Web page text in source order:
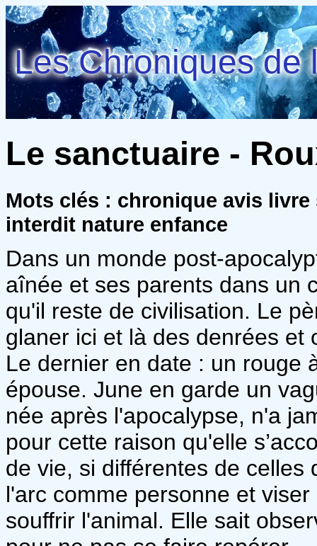
Les Chroniques de
Le sanctuaire -
Mots clés : chronique avis
interdit nature enfance
Dans un monde post-
aînée et ses parents dans un
qu'il reste de civilisation. Le
glaner ici et là des denrées et
Le dernier en date : un rouge
épouse. June en garde un
née après l'apocalypse, n'a
pour cette raison qu'elle
de vie, si différentes de
l'arc comme personne et
souffrir l'animal. Elle sait